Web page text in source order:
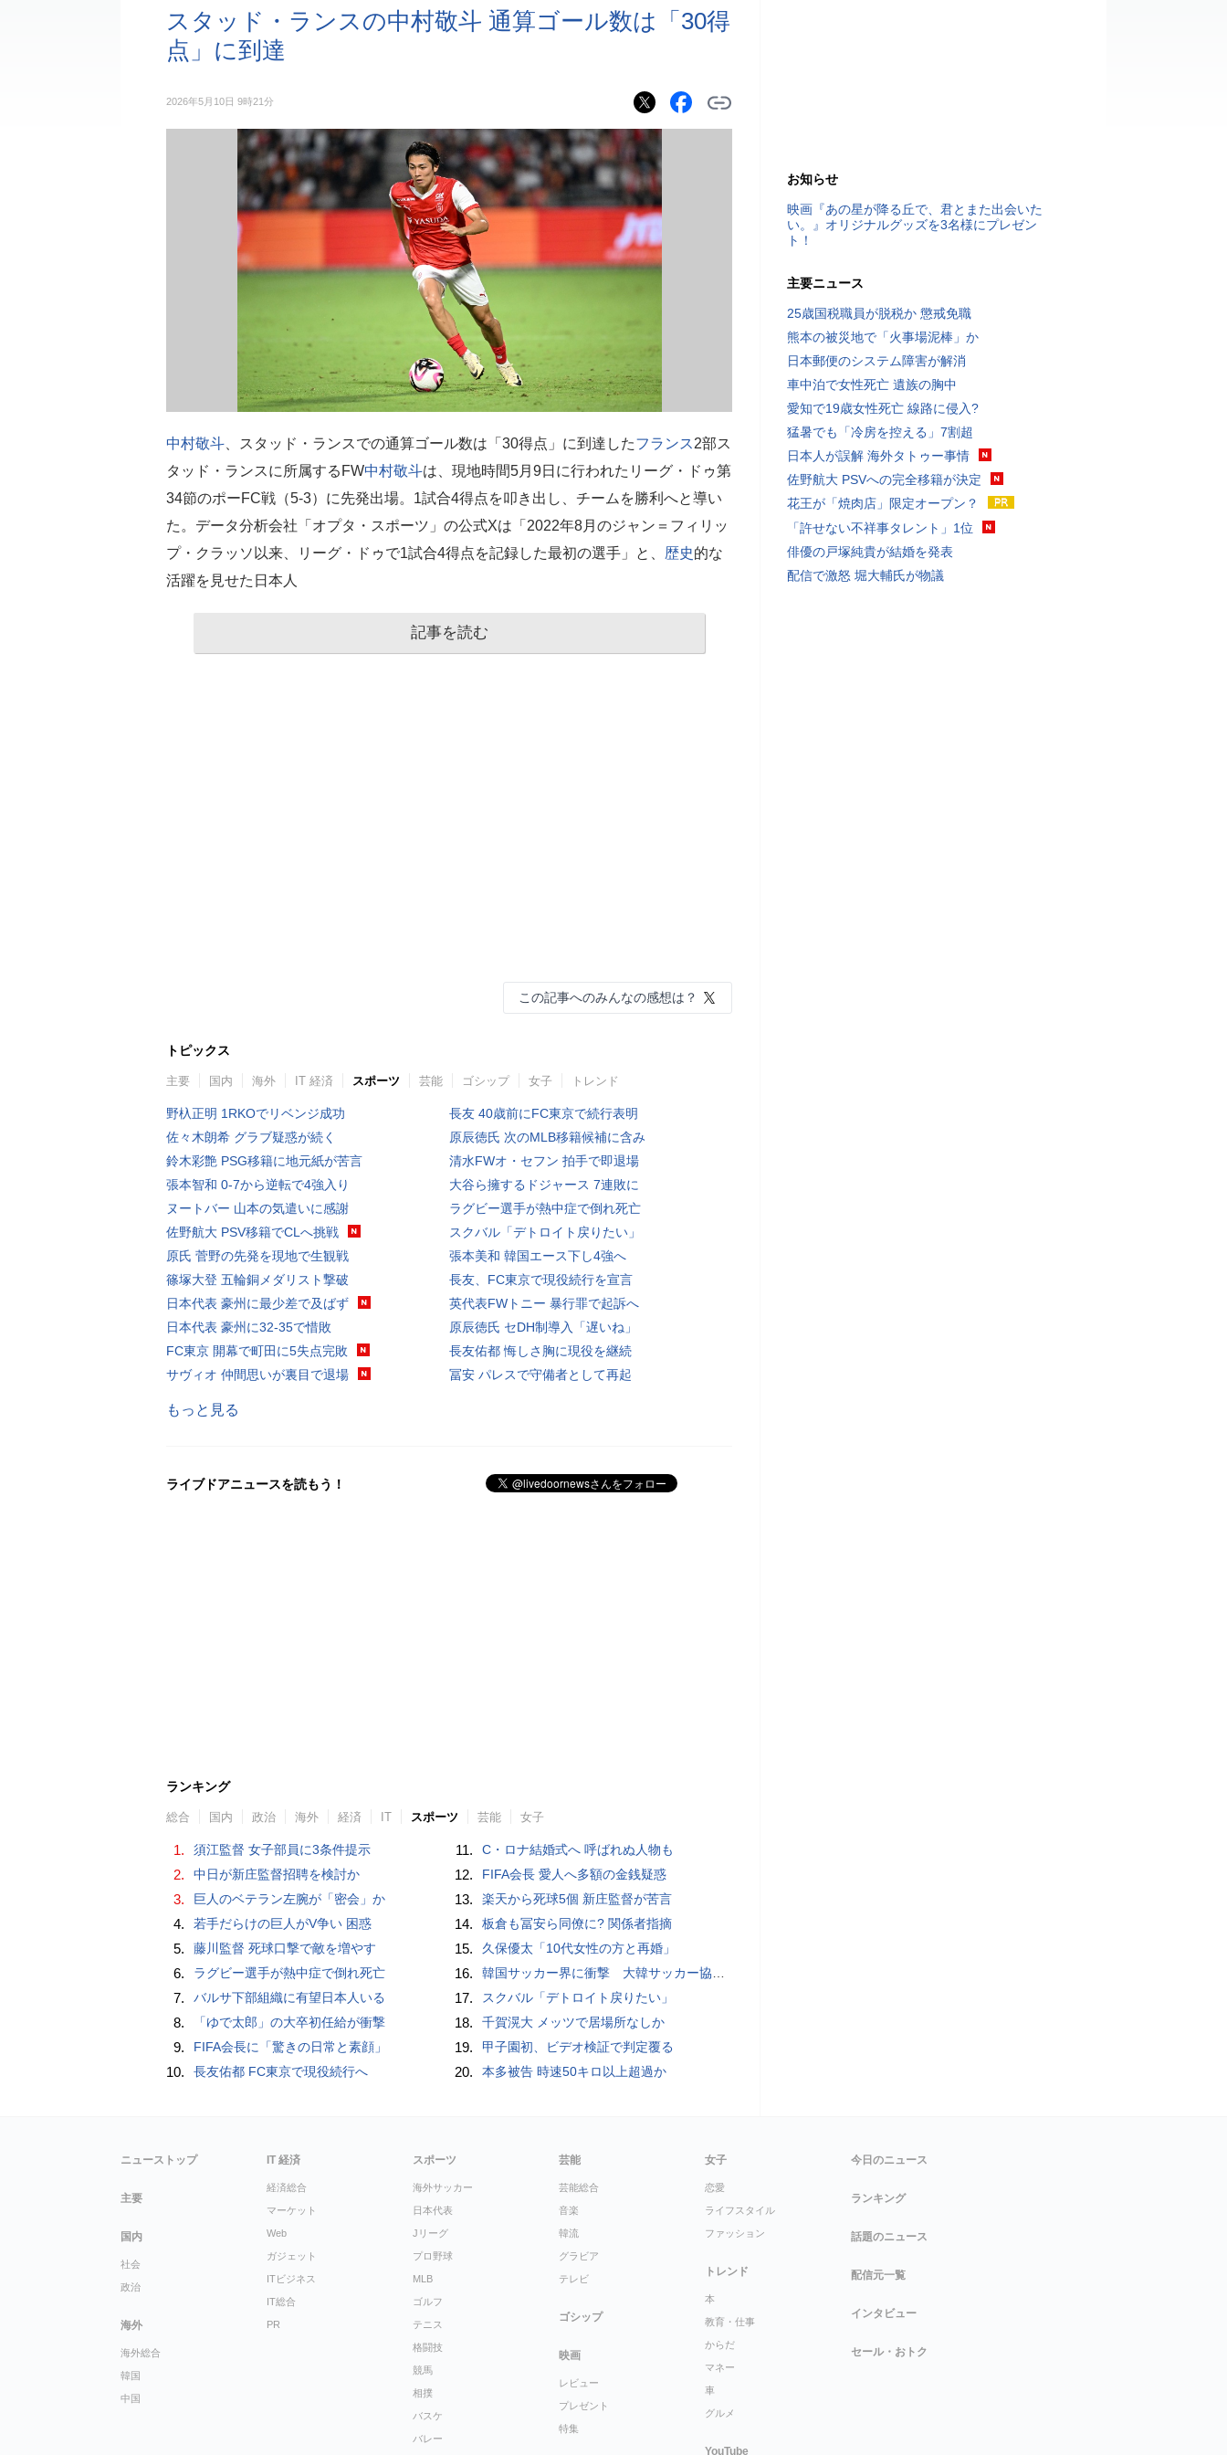
スタッド・ランスの中村敬斗 通算ゴール数は「30得
点」に到達
2026年5月10日 9時21分
中村敬斗 、スタッド・ランスでの通算ゴール数は「30得点」に到達したフランス2部ス
タッド・ランスに所属するFW中村敬斗は、現地時間5月9日に行われたリーグ・ドゥ第
34節のポーFC戦（5-3）に先発出場。1試合4得点を叩き出し、チームを勝利へと導い
た。データ分析会社「オプタ・スポーツ」の公式Xは「2022年8月のジャン＝フィリッ
プ・クラッソ以来、リーグ・ドゥで1試合4得点を記録した最初の選手」と、 歴史的な
活躍を見せた日本人
記事を読む
この記事へのみんなの感想は？
トピックス
主要 国内 海外 IT 経済 スポーツ 芸能 ゴシップ 女子 トレンド
野杁正明 1RKOでリベンジ成功
佐々木朗希 グラブ疑惑が続く
鈴木彩艶 PSG移籍に地元紙が苦言
張本智和 0-7から逆転で4強入り
ヌートバー 山本の気遣いに感謝
佐野航大 PSV移籍でCLへ挑戦
原氏 菅野の先発を現地で生観戦
篠塚大登 五輪銅メダリスト撃破
日本代表 豪州に最少差で及ばず
日本代表 豪州に32-35で惜敗
FC東京 開幕で町田に5失点完敗
サヴィオ 仲間思いが裏目で退場
長友 40歳前にFC東京で続行表明
原辰徳氏 次のMLB移籍候補に含み
清水FWオ・セフン 拍手で即退場
大谷ら擁するドジャース 7連敗に
ラグビー選手が熱中症で倒れ死亡
スクバル「デトロイト戻りたい」
張本美和 韓国エース下し4強へ
長友、FC東京で現役続行を宣言
英代表FWトニー 暴行罪で起訴へ
原辰徳氏 セDH制導入「遅いね」
長友佑都 悔しさ胸に現役を継続
冨安 パレスで守備者として再起
もっと見る
ライブドアニュースを読もう！
ランキング
総合 国内 政治 海外 経済 IT スポーツ 芸能 女子
1. 須江監督 女子部員に3条件提示
2. 中日が新庄監督招聘を検討か
3. 巨人のベテラン左腕が「密会」か
4. 若手だらけの巨人がV争い 困惑
5. 藤川監督 死球口撃で敵を増やす
6. ラグビー選手が熱中症で倒れ死亡
7. バルサ下部組織に有望日本人いる
8. 「ゆで太郎」の大卒初任給が衝撃
9. FIFA会長に「驚きの日常と素顔」
10. 長友佑都 FC東京で現役続行へ
11. C・ロナ結婚式へ 呼ばれぬ人物も
12. FIFA会長 愛人へ多額の金銭疑惑
13. 楽天から死球5個 新庄監督が苦言
14. 板倉も冨安ら同僚に? 関係者指摘
15. 久保優太「10代女性の方と再婚」
16. 韓国サッカー界に衝撃 大韓サッカー協会に外国人審判への“性的接待”疑惑 韓国メディアが報道
17. スクバル「デトロイト戻りたい」
18. 千賀滉大 メッツで居場所なしか
19. 甲子園初、ビデオ検証で判定覆る
20. 本多被告 時速50キロ以上超過か
お知らせ
映画『あの星が降る丘で、君とまた出会いた
い。』オリジナルグッズを3名様にプレゼン
ト！
主要ニュース
25歳国税職員が脱税か 懲戒免職
熊本の被災地で「火事場泥棒」か
日本郵便のシステム障害が解消
車中泊で女性死亡 遺族の胸中
愛知で19歳女性死亡 線路に侵入?
猛暑でも「冷房を控える」7割超
日本人が誤解 海外タトゥー事情
佐野航大 PSVへの完全移籍が決定
花王が「焼肉店」限定オープン？
「許せない不祥事タレント」1位
俳優の戸塚純貴が結婚を発表
配信で激怒 堀大輔氏が物議
ニューストップ
主要
国内
社会
政治
海外
海外総合
韓国
中国
IT 経済
経済総合
マーケット
Web
ガジェット
ITビジネス
IT総合
PR
スポーツ
海外サッカー
日本代表
Jリーグ
プロ野球
MLB
ゴルフ
テニス
格闘技
競馬
相撲
バスケ
バレー
芸能
芸能総合
音楽
韓流
グラビア
テレビ
ゴシップ
映画
レビュー
プレゼント
特集
女子
恋愛
ライフスタイル
ファッション
トレンド
本
教育・仕事
からだ
マネー
車
グルメ
YouTube
今日のニュース
ランキング
話題のニュース
配信元一覧
インタビュー
セール・おトク